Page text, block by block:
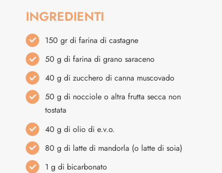
INGREDIENTI
150 gr di farina di castagne
50 g di farina di grano saraceno
40 g di zucchero di canna muscovado
50 g di nocciole o altra frutta secca non
tostata
40 g di olio di e.v.o.
80 g di latte di mandorla (o latte di soia)
1 g di bicarbonato